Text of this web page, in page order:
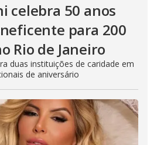
celebra 50 anos
para 200
Rio de Janeiro
duas instituições de caridade em
de aniversário